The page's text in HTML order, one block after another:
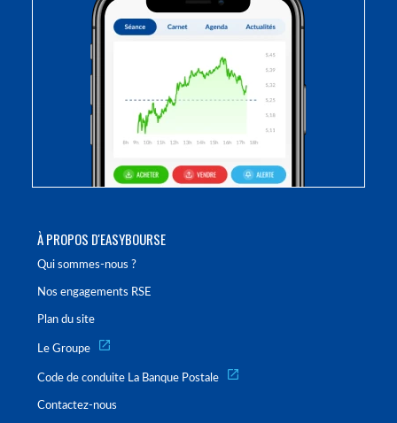
À PROPOS D'EASYBOURSE
Qui sommes-nous ?
Nos engagements RSE
Plan du site
Le Groupe
Code de conduite La Banque Postale
Contactez-nous